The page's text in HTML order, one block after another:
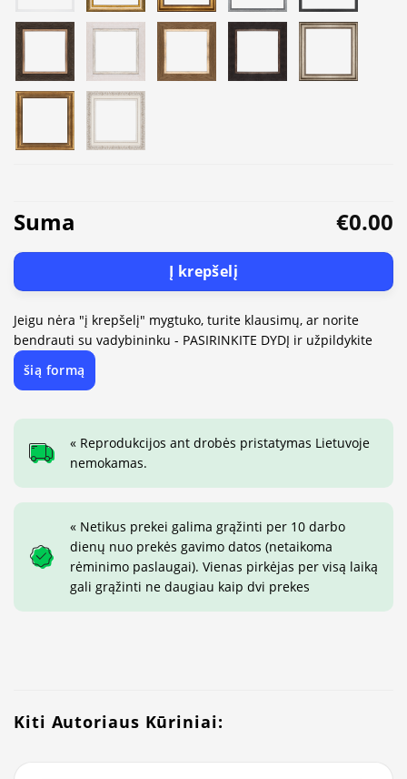
Suma €0.00
Į krepšelį
Jeigu nėra "į krepšelį" mygtuko, turite klausimų, ar norite
bendrauti su vadybininku - PASIRINKITE DYDĮ ir užpildykite
šią formą
« Reprodukcijos ant drobės pristatymas Lietuvoje
nemokamas.
« Netikus prekei galima grąžinti per 10 darbo
dienų nuo prekės gavimo datos (netaikoma
rėminimo paslaugai). Vienas pirkėjas per visą laiką
gali grąžinti ne daugiau kaip dvi prekes
Kiti Autoriaus Kūriniai: